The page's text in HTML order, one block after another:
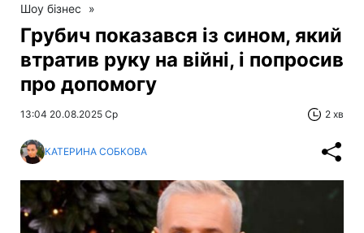
Шоу бізнес »
Грубич показався із сином, який
втратив руку на війні, і попросив
про допомогу
13:04 20.08.2025 Ср 2 хв
КАТЕРИНА СОБКОВА